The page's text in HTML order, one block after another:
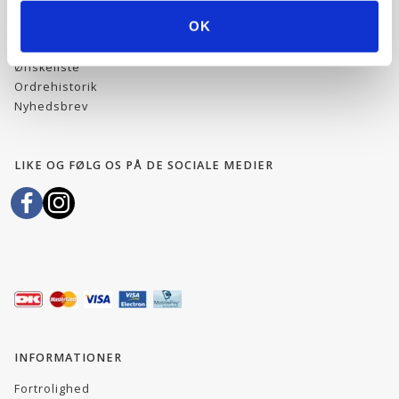
OK
Adressebog
Ønskeliste
Ordrehistorik
Nyhedsbrev
LIKE OG FØLG OS PÅ DE SOCIALE MEDIER
INFORMATIONER
Fortrolighed